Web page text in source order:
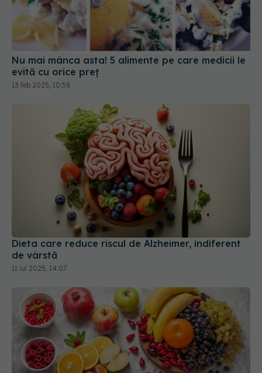
Nu mai mânca asta! 5 alimente pe care medicii le
evită cu orice preț
13 feb 2025, 10:58
Dieta care reduce riscul de Alzheimer, indiferent
11 iul 2025, 14:07